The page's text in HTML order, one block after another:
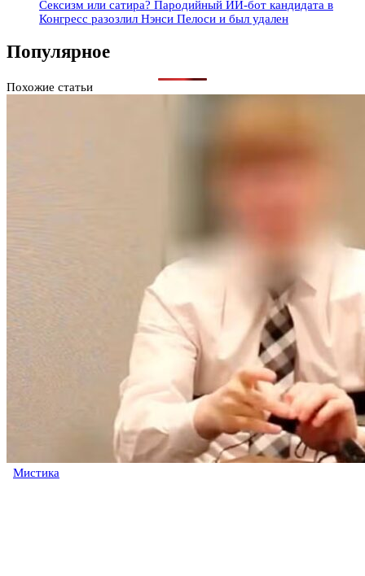
Сексизм или сатира? Пародийный ИИ-бот кандидата в
Конгресс разозлил Нэнси Пелоси и был удален
Популярное
Похожие статьи
Мистика